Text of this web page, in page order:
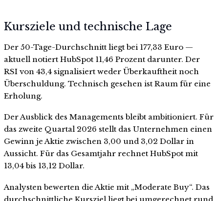
Kursziele und technische Lage
Der 50-Tage-Durchschnitt liegt bei 177,33 Euro —
aktuell notiert HubSpot 11,46 Prozent darunter. Der
RSI von 43,4 signalisiert weder Überkauftheit noch
Überschuldung. Technisch gesehen ist Raum für eine
Erholung.
Der Ausblick des Managements bleibt ambitioniert. Für
das zweite Quartal 2026 stellt das Unternehmen einen
Gewinn je Aktie zwischen 3,00 und 3,02 Dollar in
Aussicht. Für das Gesamtjahr rechnet HubSpot mit
13,04 bis 13,12 Dollar.
Analysten bewerten die Aktie mit „Moderate Buy“. Das